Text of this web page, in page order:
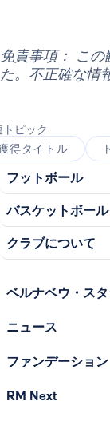
免責事項： こ
た。不正確な情
トピック
得タイトル
フットボール
バスケットボール
クラブについて
ベルナベウ・ス
ニュース
ファンデーション
RM Next